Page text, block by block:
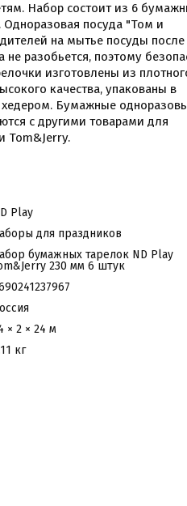
Набор состоит из 6
посуда "Том и
на мытье посуды после
разобьется, поэтому
изготовлены из
качества, упакованы в
Бумажные
с другими товарами для
Tom&Jerry.
Play
для праздников
бумажных тарелок ND Play
230 мм 6 штук
× 2 × 24 м
кг